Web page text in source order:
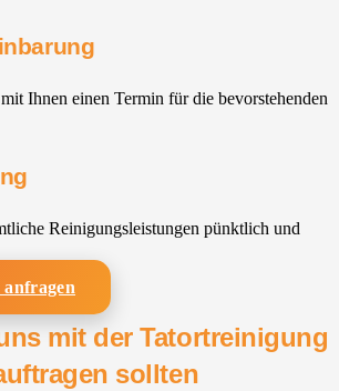
Ihnen einen Termin für die bevorstehenden
Reinigungsleistungen pünktlich und
mit der Tatortreinigung
sollten